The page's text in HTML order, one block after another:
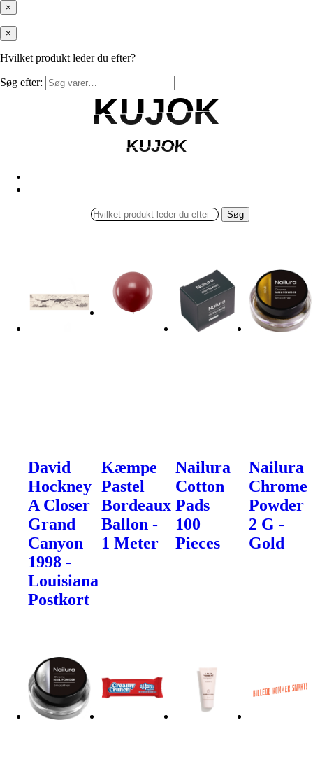
×
×
Hvilket produkt leder du efter?
Søg efter:
KUJOK
KUJOK
KUJOK
KUJOK
Søg
David
Hockney
A Closer
Grand
Canyon
1998 -
Louisiana
Postkort
Kæmpe
Pastel
Bordeaux
Ballon -
1 Meter
Nailura
Cotton
Pads
100
Pieces
Nailura
Chrome
Powder
2 G -
Gold